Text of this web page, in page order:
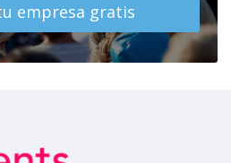
empresa gratis